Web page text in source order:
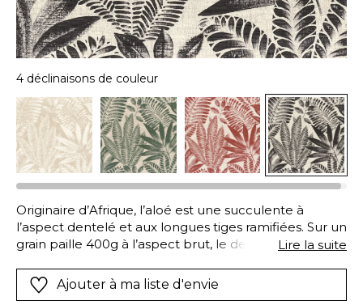
4 déclinaisons de couleur
Originaire d’Afrique, l’aloé est une succulente à
l’aspect dentelé et aux longues tiges ramifiées. Sur un
grain paille 400g à l’aspect brut, le dessin a été réalisé
dans une gamme de teintes naturelles, Aloès
apporte une atmosphère authentique à votre
Lire la suite
Ajouter à ma liste d'envie